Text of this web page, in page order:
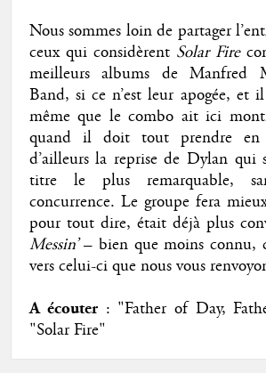
Nous sommes loin de partager
ceux qui considèrent Solar Fire
meilleurs albums de Manfred
Band, si ce n’est leur apogée, et
même que le combo ait ici
quand il doit tout prendre en
d’ailleurs la reprise de Dylan qui
titre le plus remarquable,
concurrence. Le groupe fera
pour tout dire, était déjà plus
Messin’– bien que moins connu,
vers celui-ci que nous vous
A écouter : "Father of Day,
"Solar Fire"